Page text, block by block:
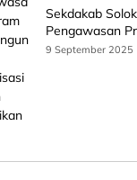
Sekdakab
Pengawasan
Pembangunan
9 September 2025